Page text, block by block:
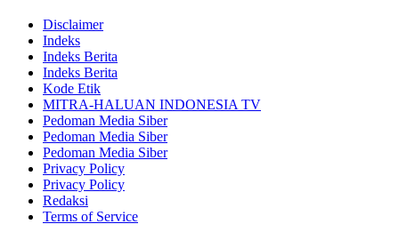
Disclaimer
Indeks
Indeks Berita
Indeks Berita
Kode Etik
MITRA-HALUAN INDONESIA TV
Pedoman Media Siber
Pedoman Media Siber
Pedoman Media Siber
Privacy Policy
Privacy Policy
Redaksi
Terms of Service